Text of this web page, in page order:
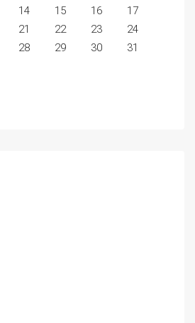
14 15 16
17
21 22 23
24
28 29 30 31